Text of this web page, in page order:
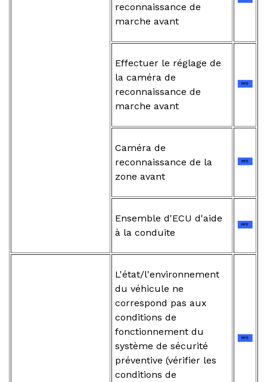
reconnaissance de
marche avant
Effectuer le réglage de
la caméra de
reconnaissance de
marche avant
Caméra de
reconnaissance de la
zone avant
Ensemble d'ECU d'aide
à la conduite
L'état/l'environnement
du véhicule ne
correspond pas aux
conditions de
fonctionnement du
système de sécurité
préventive (vérifier les
conditions de